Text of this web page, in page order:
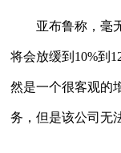
亚布鲁称，毫
将会放缓到10%到
然是一个很客观的
务，但是该公司无